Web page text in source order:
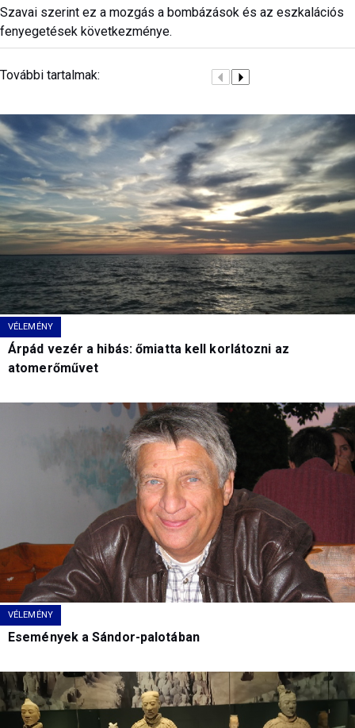
Szavai szerint ez a mozgás a bombázások és az eszkalációs
fenyegetések következménye.
További tartalmak:
VÉLEMÉNY
Árpád vezér a hibás: őmiatta kell korlátozni az
atomerőművet
VÉLEMÉNY
Események a Sándor-palotában